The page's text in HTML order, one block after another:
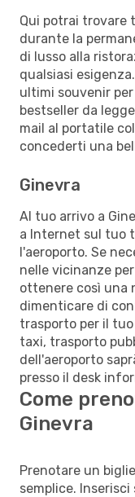
Qui potrai trovare
durante la
di lusso alla
qualsiasi
ultimi souvenir
bestseller da
mail al portatile
concederti una
Ginevra
Al tuo arrivo a
a Internet sul tuo
l'aeroporto. Se
nelle vicinanze
ottenere così una
dimenticare di
trasporto per il
taxi, trasporto
dell'aeroporto
presso il desk
Come
Ginevra
Prenotare un
semplice.